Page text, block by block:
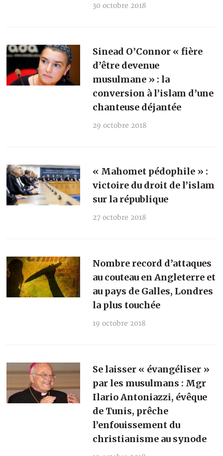
30 octobre 2018
Sinead O’Connor « fière
d’être devenue
musulmane » : la
conversion à l’islam d’une
chanteuse déjantée
29 octobre 2018
« Mahomet pédophile » :
victoire du droit de l’islam
sur la république
27 octobre 2018
Nombre record d’attaques
au couteau en Angleterre et
au pays de Galles, Londres
la plus touchée
19 octobre 2018
Se laisser « évangéliser »
par les musulmans : Mgr
Ilario Antoniazzi, évêque
de Tunis, prêche
l’enfouissement du
christianisme au synode